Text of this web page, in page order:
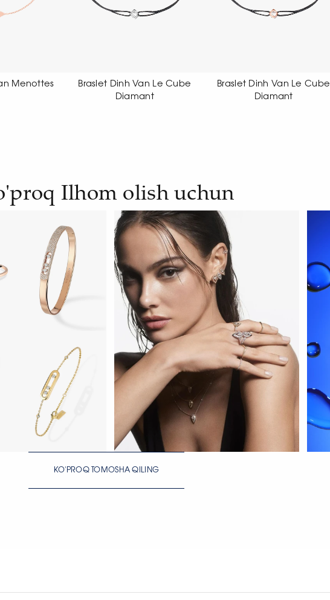
Van Le Cube
Braslet Dinh Van Le Cube
Diamant
Braslet Dinh Van Le
Diamant
Ilhom olish uchun
HOZIR KO‘RISH
KO'PROQ TOMOSHA QILING